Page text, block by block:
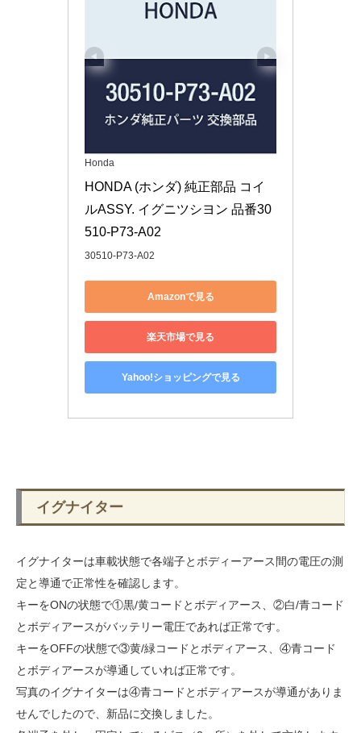
Honda
HONDA (ホンダ) 純正部品 コイ
ルASSY. イグニツシヨン 品番30
510-P73-A02
30510-P73-A02
Amazonで見る
楽天市場で見る
Yahoo!ショッピングで見る
イグナイター
イグナイターは車載状態で各端子とボディーアース間の電圧の測
定と導通で正常性を確認します。
キーをONの状態で①黒/黄コードとボディアース、②白/青コード
とボディアースがバッテリー電圧であれば正常です。
キーをOFFの状態で③黄/緑コードとボディアース、④青コード
とボディアースが導通していれば正常です。
写真のイグナイターは④青コードとボディアースが導通がありま
せんでしたので、新品に交換しました。